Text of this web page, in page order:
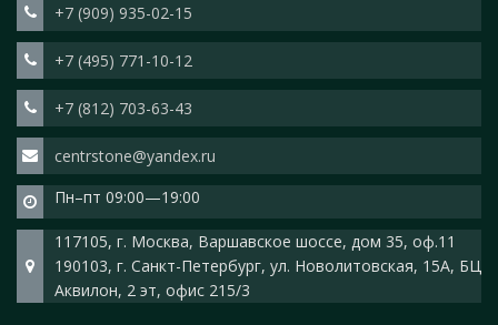
+7 (909) 935-02-15
+7 (495) 771-10-12
+7 (812) 703-63-43
centrstone@yandex.ru
Пн–пт 09:00—19:00
117105, г. Москва, Варшавское шоссе, дом 35, оф.11
190103, г. Санкт-Петербург, ул. Новолитовская, 15А, БЦ
Аквилон, 2 эт, офис 215/3